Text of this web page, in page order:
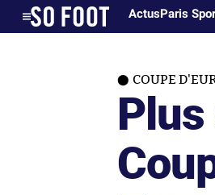
ActusParis
COUPE